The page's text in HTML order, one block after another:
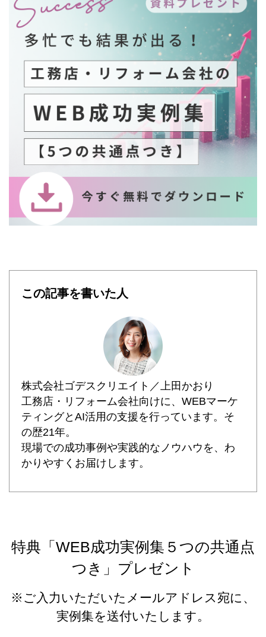
この記事を書いた人
株式会社ゴデスクリエイト／上田かおり
工務店・リフォーム会社向けに、WEBマーケ
ティングとAI活用の支援を行っています。そ
の歴21年。
現場での成功事例や実践的なノウハウを、わ
かりやすくお届けします。
特典「WEB成功実例集５つの共通点
つき」プレゼント
※ご入力いただいたメールアドレス宛に、
実例集を送付いたします。